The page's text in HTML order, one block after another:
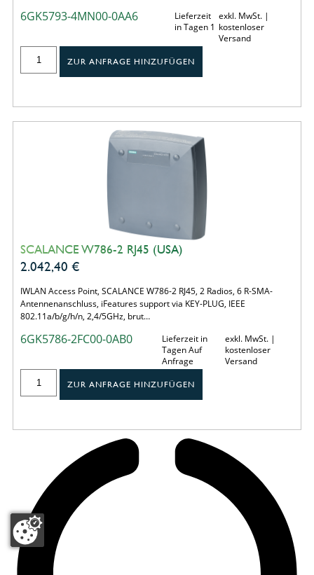
6GK5793-4MN00-0AA6
Lieferzeit
in Tagen 1
exkl. MwSt. |
kostenloser
Versand
ZUR ANFRAGE HINZUFÜGEN
SCALANCE W786-2 RJ45 (USA)
2.042,40 €
IWLAN Access Point, SCALANCE W786-2 RJ45, 2 Radios, 6 R-SMA-
Antennenanschluss, iFeatures support via KEY-PLUG, IEEE
802.11a/b/g/h/n, 2,4/5GHz, brut…
6GK5786-2FC00-0AB0
Lieferzeit in
Tagen Auf
Anfrage
exkl. MwSt. |
kostenloser
Versand
ZUR ANFRAGE HINZUFÜGEN